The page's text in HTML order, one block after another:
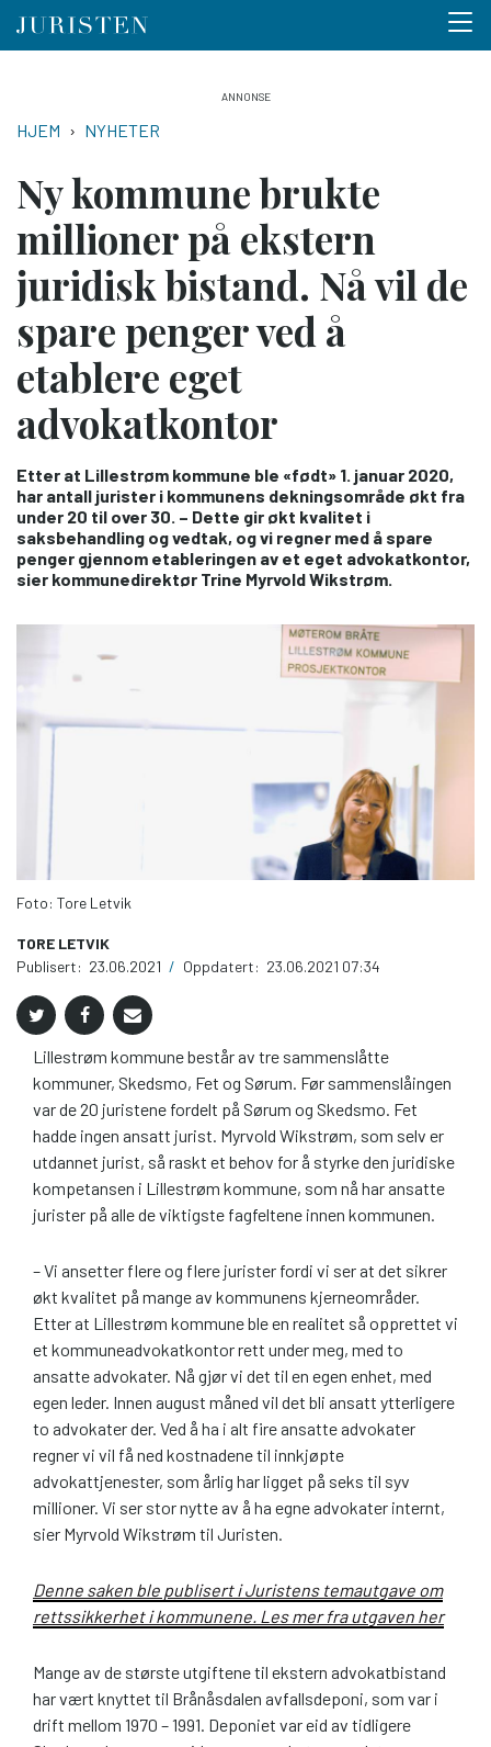
hovedinnhold
Menu
NAVIGASJONSSTI
HJEM NYHETER
Ny kommune brukte
millioner på ekstern
juridisk bistand. Nå vil de
spare penger ved å
etablere eget
advokatkontor
Etter at Lillestrøm kommune ble «født» 1. januar 2020,
har antall jurister i kommunens dekningsområde økt fra
under 20 til over 30. – Dette gir økt kvalitet i
saksbehandling og vedtak, og vi regner med å spare
penger gjennom etableringen av et eget advokatkontor,
sier kommunedirektør Trine Myrvold Wikstrøm.
Foto: Tore Letvik
TORE LETVIK
Publisert: 23.06.2021 / Oppdatert: 23.06.2021 07:34
Lillestrøm kommune består av tre sammenslåtte
kommuner, Skedsmo, Fet og Sørum. Før sammenslåingen
var de 20 juristene fordelt på Sørum og Skedsmo. Fet
hadde ingen ansatt jurist. Myrvold Wikstrøm, som selv er
utdannet jurist, så raskt et behov for å styrke den juridiske
kompetansen i Lillestrøm kommune, som nå har ansatte
jurister på alle de viktigste fagfeltene innen kommunen.
– Vi ansetter flere og flere jurister fordi vi ser at det sikrer
økt kvalitet på mange av kommunens kjerneområder.
Etter at Lillestrøm kommune ble en realitet så opprettet vi
et kommuneadvokatkontor rett under meg, med to
ansatte advokater. Nå gjør vi det til en egen enhet, med
egen leder. Innen august måned vil det bli ansatt ytterligere
to advokater der. Ved å ha i alt fire ansatte advokater
regner vi vil få ned kostnadene til innkjøpte
advokattjenester, som årlig har ligget på seks til syv
millioner. Vi ser stor nytte av å ha egne advokater internt,
sier Myrvold Wikstrøm til Juristen.
Denne saken ble publisert i Juristens temautgave om
rettssikkerhet i kommunene. Les mer fra utgaven her
Mange av de største utgiftene til ekstern advokatbistand
har vært knyttet til Brånåsdalen avfallsdeponi, som var i
drift mellom 1970 – 1991. Deponiet var eid av tidligere